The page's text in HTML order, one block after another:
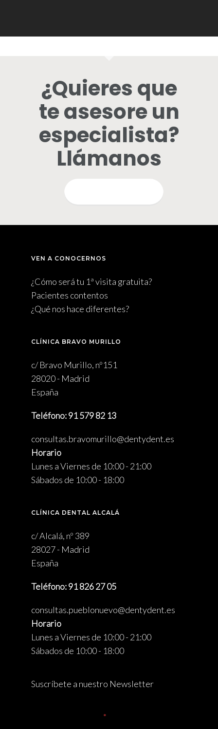
¿Quieres que
te asesore un
especialista?
Llámanos
VEN A CONOCERNOS
¿Cómo será tu 1ª visita gratuita?
Pacientes contentos
¿Qué nos hace diferentes?
CLÍNICA BRAVO MURILLO
c/ Bravo Murillo, nº151
28020 - Madrid
España
Teléfono: 91 579 82 13
consultas.bravomurillo@dentydent.es
Horario
Lunes a Viernes de 10:00 - 21:00
Sábados de 10:00 - 18:00
CLÍNICA DENTAL ALCALÁ
c/ Alcalá, nº 389
28027 - Madrid
España
Teléfono: 91 826 27 05
consultas.pueblonuevo@dentydent.es
Horario
Lunes a Viernes de 10:00 - 21:00
Sábados de 10:00 - 18:00
Suscríbete a nuestro Newsletter
*